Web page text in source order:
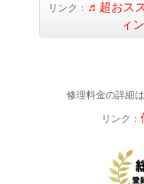
リンク： ♬超おス
ィ
修理料金の詳細
リンク：